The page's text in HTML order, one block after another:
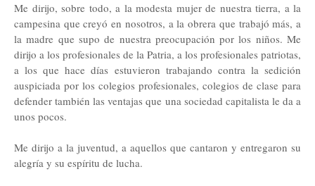
Me dirijo, sobre todo, a la modesta mujer de nuestra tierra, a la
campesina que creyó en nosotros, a la obrera que trabajó más, a
la madre que supo de nuestra preocupación por los niños. Me
dirijo a los profesionales de la Patria, a los profesionales patriotas,
a los que hace días estuvieron trabajando contra la sedición
auspiciada por los colegios profesionales, colegios de clase para
defender también las ventajas que una sociedad capitalista le da a
unos pocos.
Me dirijo a la juventud, a aquellos que cantaron y entregaron su
alegría y su espíritu de lucha.